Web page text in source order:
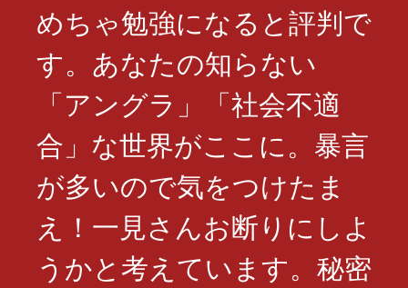
めちゃ勉強になると評判で
す。あなたの知らない
「アングラ」「社会不適
合」な世界がここに。暴言
が多いので気をつけたま
え！一見さんお断りにしよ
うかと考えています。秘密